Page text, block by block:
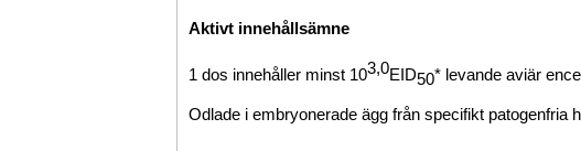
Aktivt innehållsämne
1 dos innehåller minst 103,0EID50* levande aviär
Odlade i embryonerade ägg från specifikt patogenfria